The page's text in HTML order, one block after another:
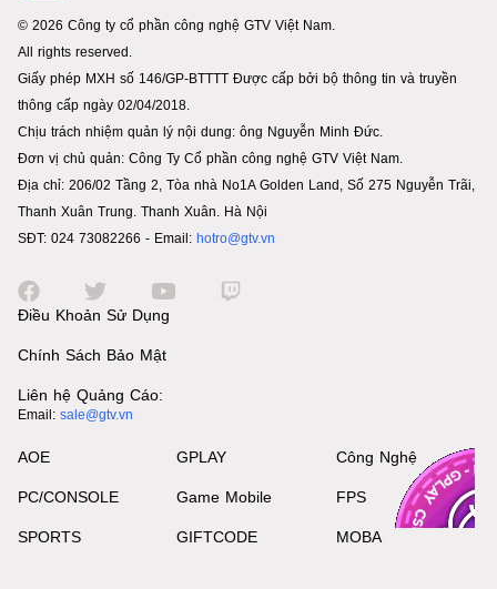
© 2026 Công ty cổ phần công nghệ GTV Việt Nam.
All rights reserved.
Giấy phép MXH số 146/GP-BTTTT Được cấp bởi bộ thông tin và truyền
thông cấp ngày 02/04/2018.
Chịu trách nhiệm quản lý nội dung: ông Nguyễn Minh Đức.
Đơn vị chủ quản: Công Ty Cổ phần công nghệ GTV Việt Nam.
Địa chỉ: 206/02 Tầng 2, Tòa nhà No1A Golden Land, Số 275 Nguyễn Trãi,
Thanh Xuân Trung. Thanh Xuân. Hà Nội
SĐT: 024 73082266 - Email: hotro@gtv.vn
Điều Khoản Sử Dụng
Chính Sách Bảo Mật
Liên hệ Quảng Cáo:
Email: sale@gtv.vn
AOE
PC/CONSOLE
SPORTS
GPLAY
Game Mobile
GIFTCODE
Công Nghệ
FPS
MOBA